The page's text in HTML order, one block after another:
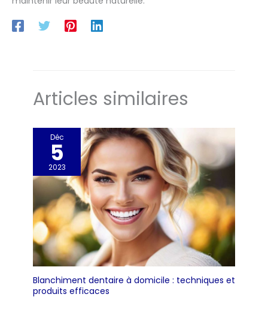
Articles similaires
Déc
5
2023
Blanchiment dentaire à domicile : techniques et
produits efficaces